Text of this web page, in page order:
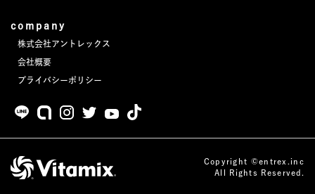
company
株式会社アントレックス
会社概要
プライバシーポリシー
Copyright ©entrex.inc
All Rights Reserved.